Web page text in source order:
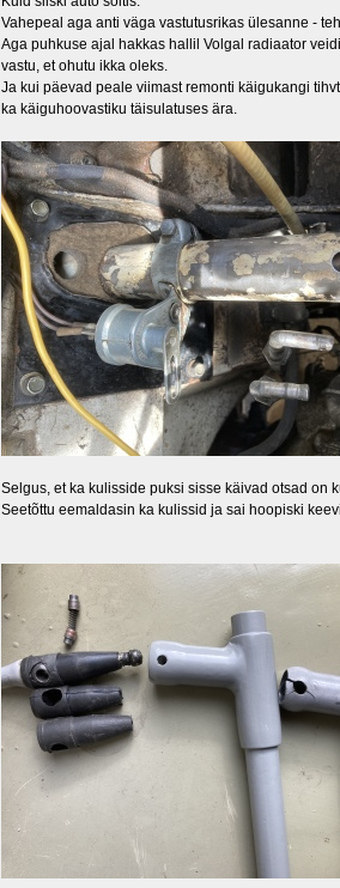
Vahepeal aga anti väga vastutusrikas ülesanne -
Aga puhkuse ajal hakkas hallil Volgal radiaator
vastu, et ohutu ikka oleks.
Ja kui päevad peale viimast remonti käigukangi
ka käiguhoovastiku täisulatuses ära.
Selgus, et ka kulisside puksi sisse käivad otsad on
Seetõttu eemaldasin ka kulissid ja sai hoopiski